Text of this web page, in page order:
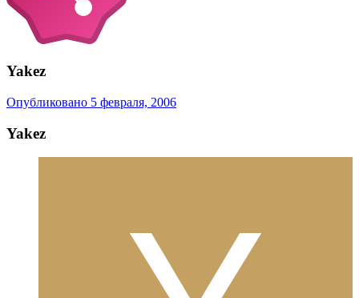
Yakez
Опубликовано 5 февраля, 2006
Yakez